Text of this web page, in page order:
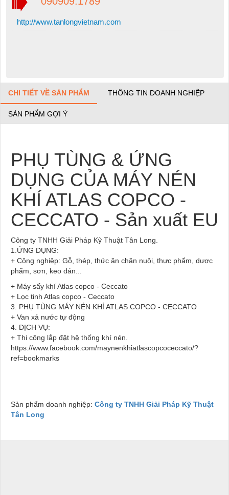
http://www.tanlongvietnam.com
CHI TIẾT VỀ SẢN PHẨM THÔNG TIN DOANH NGHIỆP
SẢN PHẨM GỢI Ý
PHỤ TÙNG & ỨNG
DỤNG CỦA MÁY NÉN
KHÍ ATLAS COPCO -
CECCATO - Sản xuất EU
Công ty TNHH Giải Pháp Kỹ Thuật Tân Long.
1.ỨNG DỤNG:
+ Công nghiệp: Gỗ, thép, thức ăn chăn nuôi, thực phẩm, dược
phẩm, sơn, keo dán...
+ Máy sấy khí Atlas copco - Ceccato
+ Lọc tinh Atlas copco - Ceccato
3. PHỤ TÙNG MÁY NÉN KHÍ ATLAS COPCO - CECCATO
+ Van xả nước tự động
4. DỊCH VỤ:
+ Thi công lắp đặt hệ thống khí nén.
https://www.facebook.com/maynenkhiatlascopcoceccato/?
ref=bookmarks
Sản phẩm doanh nghiệp: Công ty TNHH Giải Pháp Kỹ Thuật
Tân Long